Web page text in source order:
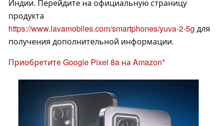
Индии. Перейдите на официальную страницу
продукта
https://www.lavamobiles.com/smartphones/yuva-2-5g для
получения дополнительной информации.
Приобретите Google Pixel 8a на Amazon